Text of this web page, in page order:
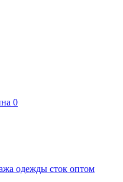
0
одежды сток оптом